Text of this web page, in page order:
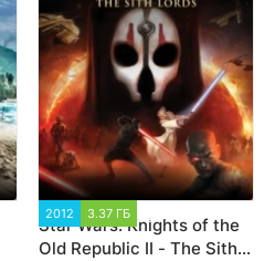
2012 3.37 ГБ
Star Wars: Knights of the
Old Republic II - The Sith